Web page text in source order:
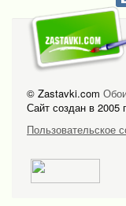
© Zastavki.com
Сайт создан в 2005
Пользовательское